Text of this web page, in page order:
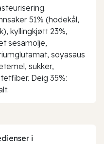
51% (hodekål,
kyllingkjøtt 23%,
sesamolje,
soyasaus
sukker,
Deig 35%:
i